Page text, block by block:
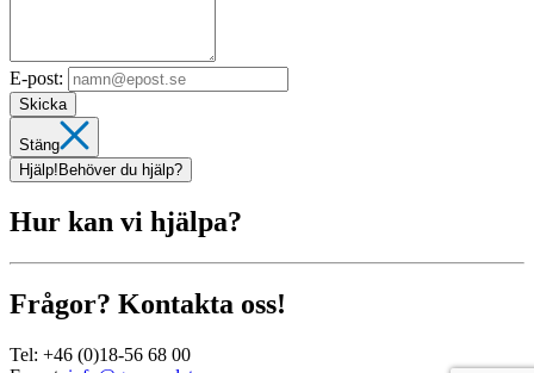
E-post:
Skicka
Stäng
Hjälp! Behöver du hjälp?
Hur kan vi hjälpa?
Frågor? Kontakta oss!
Tel: +46 (0)18-56 68 00